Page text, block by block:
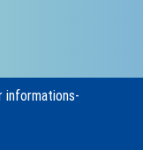
informations-